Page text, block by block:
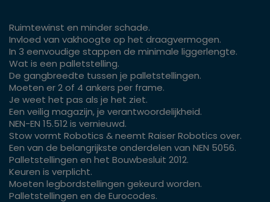
Ruimtewinst en minder schade.
Invloed van vakhoogte op het draagvermogen.
In 3 eenvoudige stappen de minimale liggerlengte.
Wat is een palletstelling.
De gangbreedte tussen je palletstellingen.
Moeten er 2 of 4 ankers per frame.
Je weet het pas als je het ziet.
Een veilig magazijn, je verantwoordelijkheid.
NEN-EN 15.512 is vernieuwd.
Stow vormt Robotics & neemt Raiser Robotics over.
Een van de belangrijkste onderdelen van NEN 5056.
Palletstellingen en het Bouwbesluit 2012.
Keuren is verplicht.
Moeten legbordstellingen gekeurd worden.
Palletstellingen en de Eurocodes.